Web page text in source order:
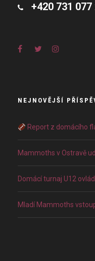
+420 731 077
NEJNOVĚJŠÍ
Report z domácího
Mammoths v Ostravě
Domácí turnaj U12
Mladí Mammoths